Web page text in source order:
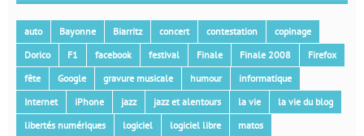
auto Bayonne Biarritz concert contestation
copinage
Dorico
F1 facebook festival Finale Finale 2008
Firefox
fête
Google gravure musicale humour
informatique
Internet
iPhone jazz jazz et alentours la vie
la vie du blog
libertés numériques
logiciel logiciel libre
matos